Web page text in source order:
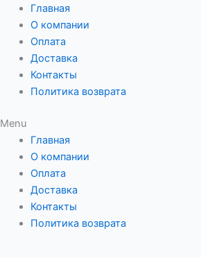
Перейти
содержимому
Главная
О компании
Оплата
Доставка
Контакты
Политика возврата
Menu
Главная
О компании
Оплата
Доставка
Контакты
Политика возврата